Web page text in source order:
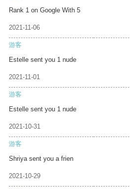
Rank 1 on Google With 5
2021-11-06
游客
Estelle sent you 1 nude
2021-11-01
游客
Estelle sent you 1 nude
2021-10-31
游客
Shriya sent you a frien
2021-10-29